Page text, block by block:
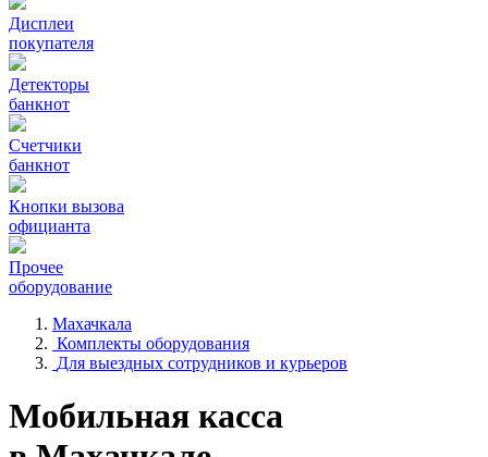
Дисплеи
покупателя
Детекторы
банкнот
Счетчики
банкнот
Кнопки вызова
официанта
Прочее
оборудование
Махачкала
Комплекты оборудования
Для выездных сотрудников и курьеров
Мобильная касса